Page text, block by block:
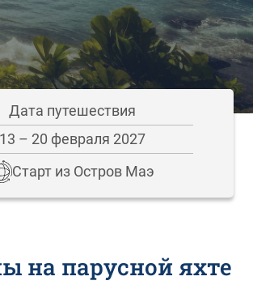
Дата путешествия
13 – 20 февраля 2027
Старт из Остров Маэ
на парусной яхте